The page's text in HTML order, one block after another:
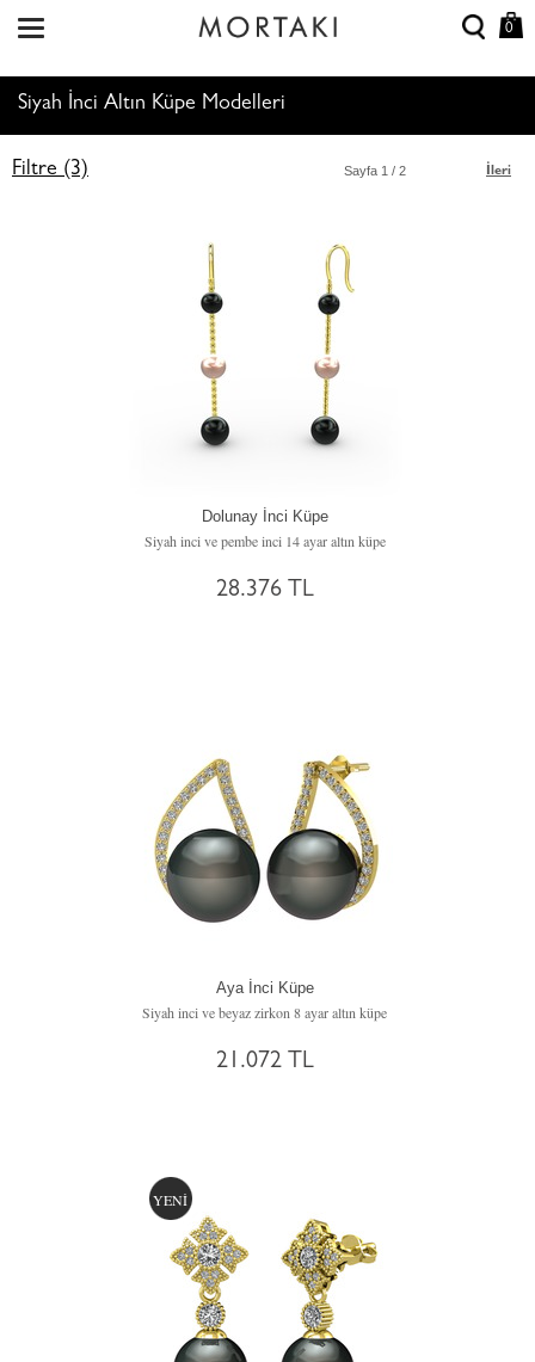
0
Siyah İnci Altın Küpe Modelleri
Filtre (3) İleri
Sayfa 1 / 2
Dolunay İnci Küpe
Siyah inci ve pembe inci 14 ayar altın küpe
28.376 TL
Aya İnci Küpe
Siyah inci ve beyaz zirkon 8 ayar altın küpe
21.072 TL
YENİ